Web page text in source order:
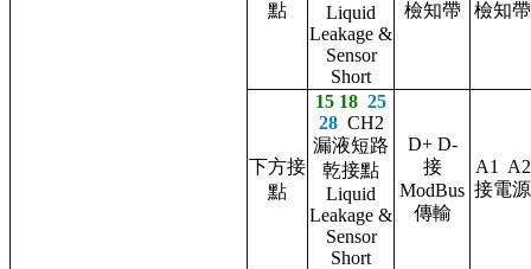
點
Liquid
Leakage &
Sensor
Short
檢知帶 檢知帶
下方接
點
15 18 25
28 CH2
漏液短路
乾接點
Liquid
Leakage &
Sensor
Short
D+ D-
接
ModBus
傳輸
A1 A2
接電源